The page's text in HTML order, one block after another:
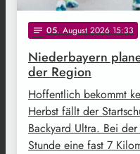
notes 05. August 2026 15:33
Niederbayern
der Region
Hoffentlich bekommt
Herbst fällt der
Backyard Ultra. Bei
Stunde eine fast 7